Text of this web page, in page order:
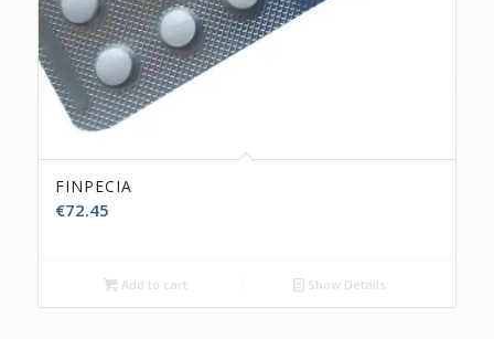
FINPECIA
€72.45
Add to cart Show Details